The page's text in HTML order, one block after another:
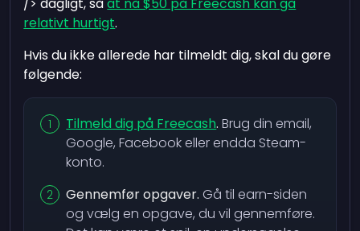
relativt hurtigt.
Hvis du ikke allerede har tilmeldt dig, skal du gøre
følgende:
Tilmeld dig på Freecash. Brug din email,
Google, Facebook eller endda Steam-
konto.
Gennemfør opgaver. Gå til earn-siden
og vælg en opgave, du vil gennemføre.